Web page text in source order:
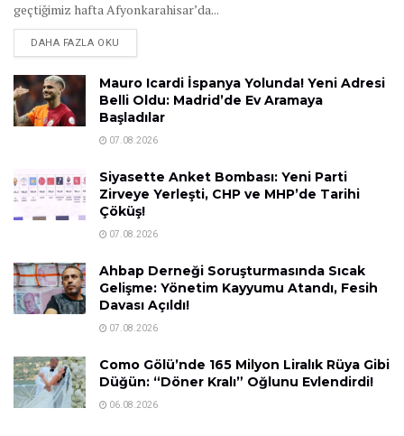
geçtiğimiz hafta Afyonkarahisar’da...
DAHA FAZLA OKU
Mauro Icardi İspanya Yolunda! Yeni Adresi
Belli Oldu: Madrid’de Ev Aramaya
Başladılar
07.08.2026
Siyasette Anket Bombası: Yeni Parti
Zirveye Yerleşti, CHP ve MHP’de Tarihi
Çöküş!
07.08.2026
Ahbap Derneği Soruşturmasında Sıcak
Gelişme: Yönetim Kayyumu Atandı, Fesih
Davası Açıldı!
07.08.2026
Como Gölü’nde 165 Milyon Liralık Rüya Gibi
Düğün: “Döner Kralı” Oğlunu Evlendirdi!
06.08.2026